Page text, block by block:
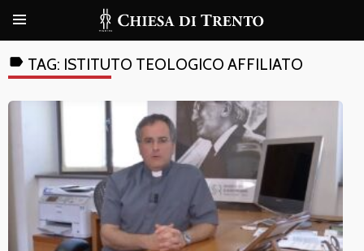
label TAG: ISTITUTO TEOLOGICO AFFILIATO